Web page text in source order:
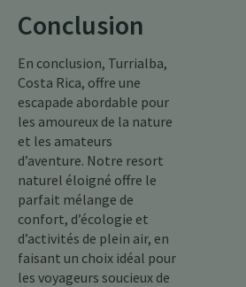
Conclusion
En conclusion, Turrialba,
Costa Rica, offre une
escapade abordable pour
les amoureux de la nature
et les amateurs
d’aventure. Notre resort
naturel éloigné offre le
parfait mélange de
confort, d’écologie et
d’activités de plein air, en
faisant un choix idéal pour
les voyageurs soucieux de